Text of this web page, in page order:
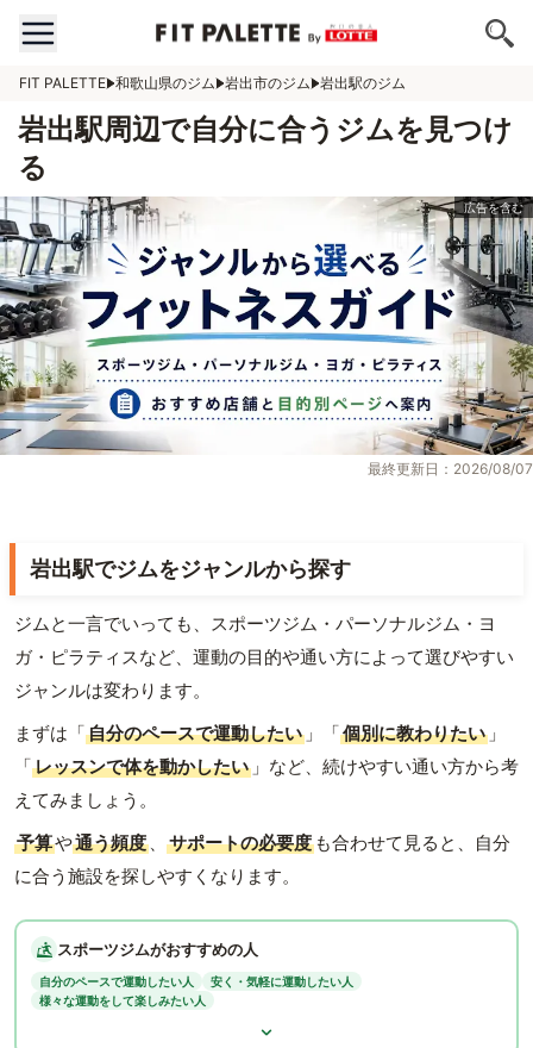
FIT PALETTE 和歌山県のジム 岩出市のジム 岩出駅のジム
岩出駅周辺で自分に合うジムを見つけ
る
最終更新日：2026/08/07
岩出駅でジムをジャンルから探す
ジムと一言でいっても、スポーツジム・パーソナルジム・ヨ
ガ・ピラティスなど、運動の目的や通い方によって選びやすい
ジャンルは変わります。
まずは「自分のペースで運動したい 」「個別に教わりたい 」
「レッスンで体を動かしたい 」など、続けやすい通い方から考
えてみましょう。
予算や通う頻度 、 サポートの必要度 も合わせて見ると、自分
に合う施設を探しやすくなります。
スポーツジムがおすすめの人
自分のペースで運動したい人
安く・気軽に運動したい人
様々な運動をして楽しみたい人